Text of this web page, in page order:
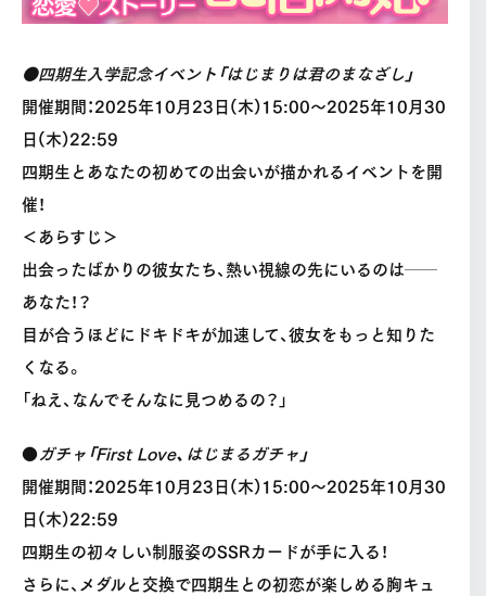
●四期生入学記念イベント「はじまりは君のまなざし」
開催期間：2025年10月23日(木)15:00〜2025年10月30
日(木)22:59
四期生とあなたの初めての出会いが描かれるイベントを開
催！
＜あらすじ＞
出会ったばかりの彼女たち、熱い視線の先にいるのは──
あなた！？
目が合うほどにドキドキが加速して、彼女をもっと知りた
くなる。
「ねえ、なんでそんなに見つめるの？」
●ガチャ「First Love、はじまるガチャ」
開催期間：2025年10月23日(木)15:00〜2025年10月30
日(木)22:59
四期生の初々しい制服姿のSSRカードが手に入る！
さらに、メダルと交換で四期生との初恋が楽しめる胸キュ